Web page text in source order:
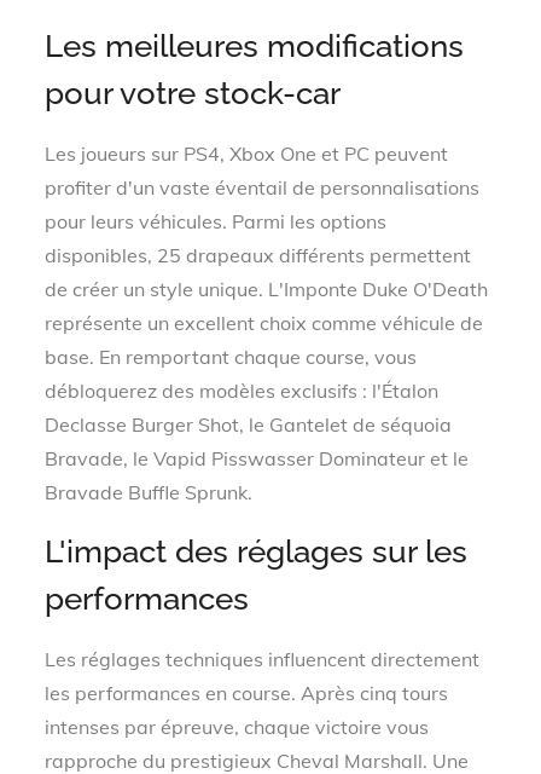
Les meilleures modifications
pour votre stock-car
Les joueurs sur PS4, Xbox One et PC peuvent
profiter d'un vaste éventail de personnalisations
pour leurs véhicules. Parmi les options
disponibles, 25 drapeaux différents permettent
de créer un style unique. L'Imponte Duke O'Death
représente un excellent choix comme véhicule de
base. En remportant chaque course, vous
débloquerez des modèles exclusifs : l'Étalon
Declasse Burger Shot, le Gantelet de séquoia
Bravade, le Vapid Pisswasser Dominateur et le
Bravade Buffle Sprunk.
L'impact des réglages sur les
performances
Les réglages techniques influencent directement
les performances en course. Après cinq tours
intenses par épreuve, chaque victoire vous
rapproche du prestigieux Cheval Marshall. Une